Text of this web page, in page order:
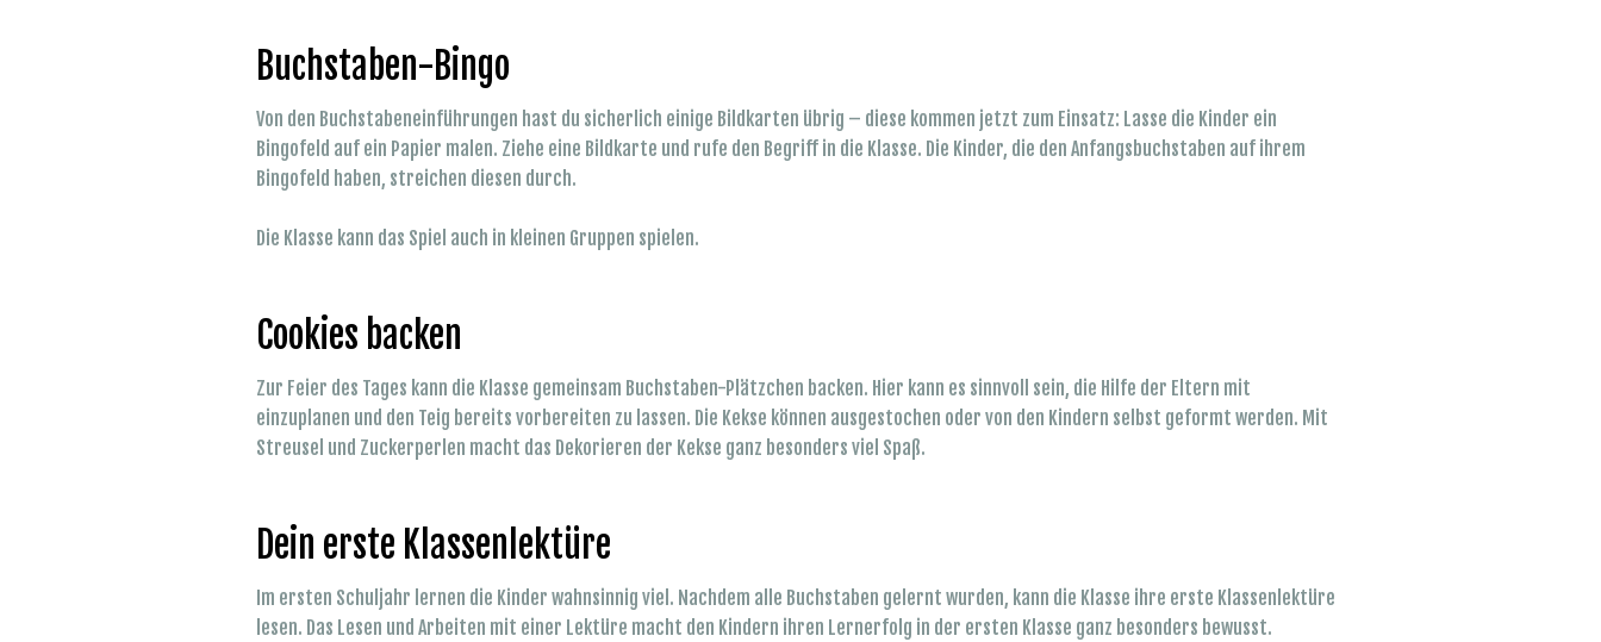
Buchstaben-Bingo
Von den Buchstabeneinführungen hast du sicherlich einige Bildkarten übrig – diese kommen jetzt zum Einsatz: Lasse die Kinder ein
Bingofeld auf ein Papier malen. Ziehe eine Bildkarte und rufe den Begriff in die Klasse. Die Kinder, die den Anfangsbuchstaben auf ihrem
Bingofeld haben, streichen diesen durch.
Die Klasse kann das Spiel auch in kleinen Gruppen spielen.
Cookies backen
Zur Feier des Tages kann die Klasse gemeinsam Buchstaben-Plätzchen backen. Hier kann es sinnvoll sein, die Hilfe der Eltern mit
einzuplanen und den Teig bereits vorbereiten zu lassen. Die Kekse können ausgestochen oder von den Kindern selbst geformt werden. Mit
Streusel und Zuckerperlen macht das Dekorieren der Kekse ganz besonders viel Spaß.
Dein erste Klassenlektüre
Im ersten Schuljahr lernen die Kinder wahnsinnig viel. Nachdem alle Buchstaben gelernt wurden, kann die Klasse ihre erste Klassenlektüre
lesen. Das Lesen und Arbeiten mit einer Lektüre macht den Kindern ihren Lernerfolg in der ersten Klasse ganz besonders bewusst.